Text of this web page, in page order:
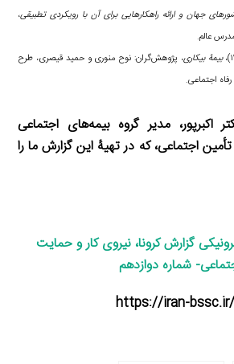
جهان و ارائه راهکارهایی برای آن با رویکردی تطبیقی،
عالم.
بیمۀ بیکاری، پژوهش‌گران: نوح منوری و حمید قیصری، طرح
اجتماعی.
اکبرپور، مدیر گروه بیمه‌های اجتماعی
اجتماعی، که در تهیۀ این گزارش ما را
گزارش کرونا، نیروی کار و حمایت
شماره دوازدهم